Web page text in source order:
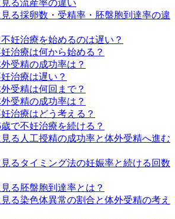
る流産率の違い
る採卵数・受精率・胚盤胞到達率の違
妊治療を始めるのは遅い？
治療は何から始める？
受精の成功率は？
治療は遅い？
受精は何回まで？
受精の成功率は？
治療はどう考える？
で不妊治療を続ける？
る人工授精の成功率と体外受精へ進む
るタイミング法の妊娠率と続ける回数
る胚盤胞到達率とは？
る染色体異常の割合と体外受精の考え